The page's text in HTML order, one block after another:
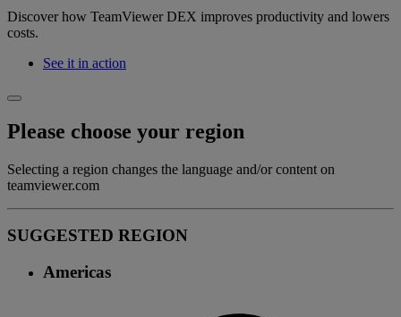
Discover how TeamViewer DEX improves productivity and lowers
costs.
See it in action
Please choose your region
Selecting a region changes the language and/or content on
teamviewer.com
SUGGESTED REGION
Americas